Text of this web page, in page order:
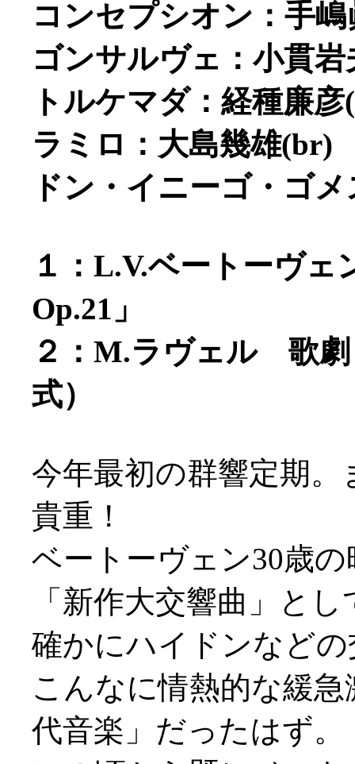
コンセプシオン：手嶋
ゴンサルヴェ：小貫岩
トルケマダ：経種廉彦
ラミロ：大島幾雄(br)
ドン・イニーゴ・ゴ
１：L.V.ベートーヴェ
Op.21」
２：M.ラヴェル 歌劇
式）
今年最初の群響定期
貴重！
ベートーヴェン30歳
「新作大交響曲」と
確かにハイドンなど
こんなに情熱的な緩
代音楽」だったはず。